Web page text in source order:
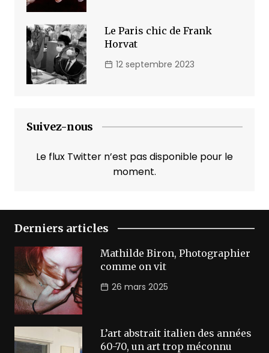
Le Paris chic de Frank
Horvat
12 septembre 2023
Suivez-nous
Le flux Twitter n’est pas disponible pour le
moment.
Derniers articles
Mathilde Biron, Photographier
comme on vit
26 mars 2025
L’art abstrait italien des années
60-70, un art trop méconnu